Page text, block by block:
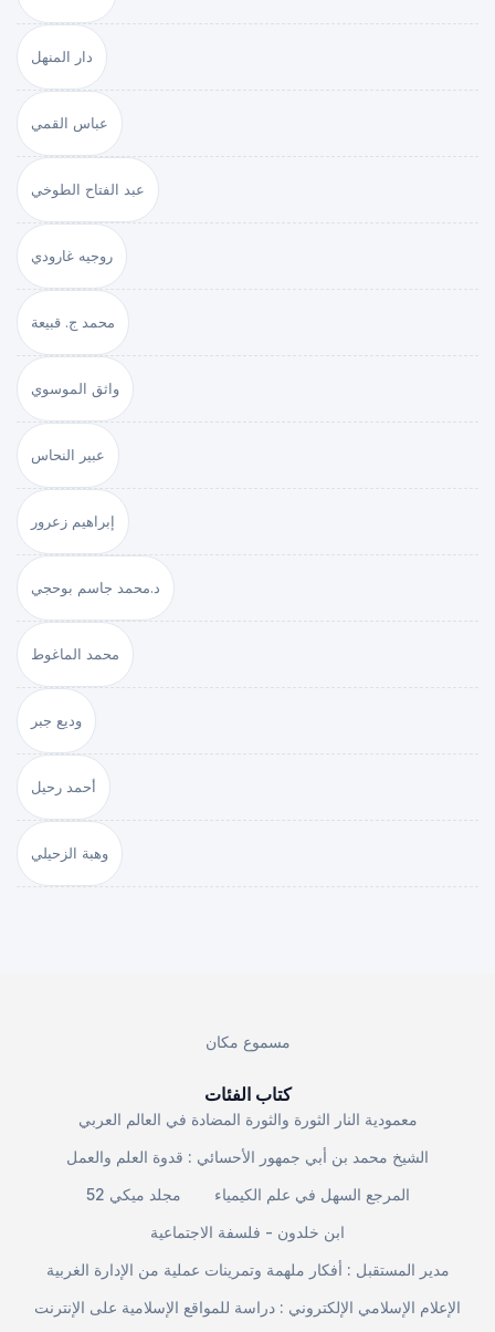
دار المنهل
عباس القمي
عبد الفتاح الطوخي
روجيه غارودي
محمد ج. قبيعة
واثق الموسوي
عبير النحاس
إبراهيم زعرور
د.محمد جاسم بوحجي
محمد الماغوط
وديع جبر
أحمد رحيل
وهبة الزحيلي
مسموع مكان
كتاب الفئات
معمودية النار الثورة والثورة المضادة في العالم العربي
الشيخ محمد بن أبي جمهور الأحسائي : قدوة العلم والعمل
مجلد ميكي 52
المرجع السهل في علم الكيمياء
ابن خلدون - فلسفة الاجتماعية
مدير المستقبل : أفكار ملهمة وتمرينات عملية من الإدارة الغربية
الإعلام الإسلامي الإلكتروني : دراسة للمواقع الإسلامية على الإنترنت